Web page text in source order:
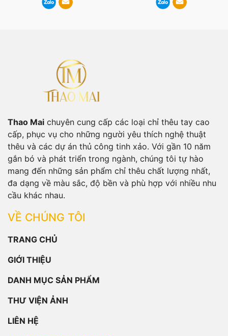
Thao Mai chuyên cung cấp các loại chỉ thêu tay cao
cấp, phục vụ cho những người yêu thích nghệ thuật
thêu và các dự án thủ công tinh xảo. Với gần 10 năm
gắn bó và phát triển trong ngành, chúng tôi tự hào
mang đến những sản phẩm chỉ thêu chất lượng nhất,
đa dạng về màu sắc, độ bền và phù hợp với nhiều nhu
cầu khác nhau.
VỀ CHÚNG TÔI
TRANG CHỦ
GIỚI THIỆU
DANH MỤC SẢN PHẨM
THƯ VIỆN ẢNH
LIÊN HỆ